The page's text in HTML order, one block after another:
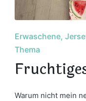
Posted
in
Erwaschene
Thema
Warum nicht mein